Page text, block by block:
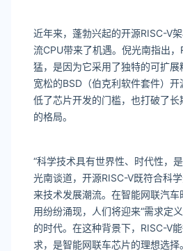
近年来，蓬勃兴起的开源RISC-V
流CPU带来了机遇。倪光南指出
猛，是因为它采用了独特的可扩
宽松的BSD（伯克利软件套件）
低了芯片开发的门槛，也打破了
的格局。
“科学技术具有世界性、时代性，
光南谈道，开源RISC-V既符合科
来技术发展潮流。在智能网联汽
用纷纷涌现，人们将迎来“需求定
的时代。在这种背景下，RISC-V
求，是智能网联车芯片的理想选择。